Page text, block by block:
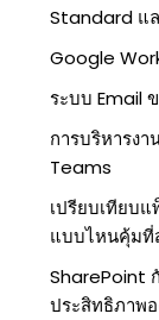
Standard แ
Google
ระบบ Email
การบริหารง
Teams
เปรียบเทียบ
แบบไหนคุ้มที่
SharePoint
ประสิทธิภาพ